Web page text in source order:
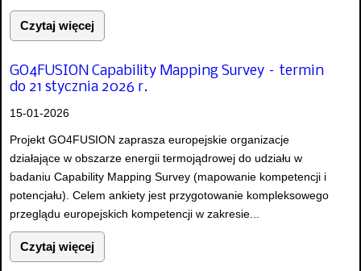
Czytaj więcej
GO4FUSION Capability Mapping Survey – termin
do 21 stycznia 2026 r.
15-01-2026
Projekt GO4FUSION zaprasza europejskie organizacje
działające w obszarze energii termojądrowej do udziału w
badaniu Capability Mapping Survey (mapowanie kompetencji i
potencjału). Celem ankiety jest przygotowanie kompleksowego
przeglądu europejskich kompetencji w zakresie...
Czytaj więcej